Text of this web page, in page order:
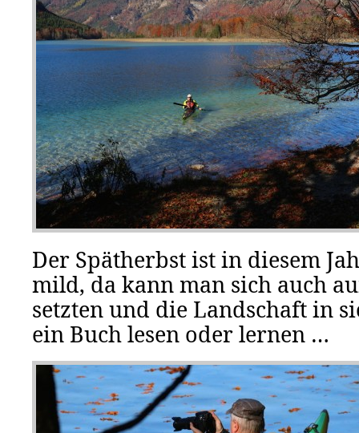
Der Spätherbst ist in diesem
mild, da kann man sich auch
setzten und die Landschaft in
ein Buch lesen oder lernen …